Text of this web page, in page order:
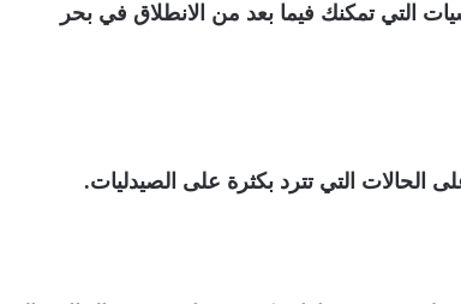
التي تمكنك فيما بعد من الانطلاق في بحر
الحالات التي تترد بكثرة على الصيدليات.